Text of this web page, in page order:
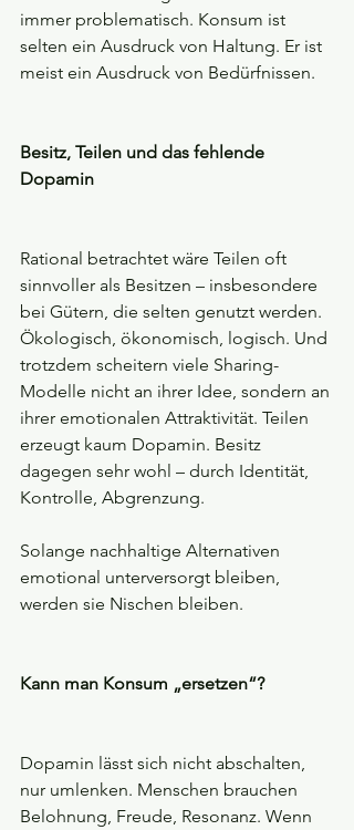
immer problematisch. Konsum ist
selten ein Ausdruck von Haltung. Er ist
meist ein Ausdruck von Bedürfnissen.
Besitz, Teilen und das fehlende
Dopamin
Rational betrachtet wäre Teilen oft
sinnvoller als Besitzen – insbesondere
bei Gütern, die selten genutzt werden.
Ökologisch, ökonomisch, logisch. Und
trotzdem scheitern viele Sharing-
Modelle nicht an ihrer Idee, sondern an
ihrer emotionalen Attraktivität. Teilen
erzeugt kaum Dopamin. Besitz
dagegen sehr wohl – durch Identität,
Kontrolle, Abgrenzung.
Solange nachhaltige Alternativen
emotional unterversorgt bleiben,
werden sie Nischen bleiben.
Kann man Konsum „ersetzen“?
Dopamin lässt sich nicht abschalten,
nur umlenken. Menschen brauchen
Belohnung, Freude, Resonanz. Wenn